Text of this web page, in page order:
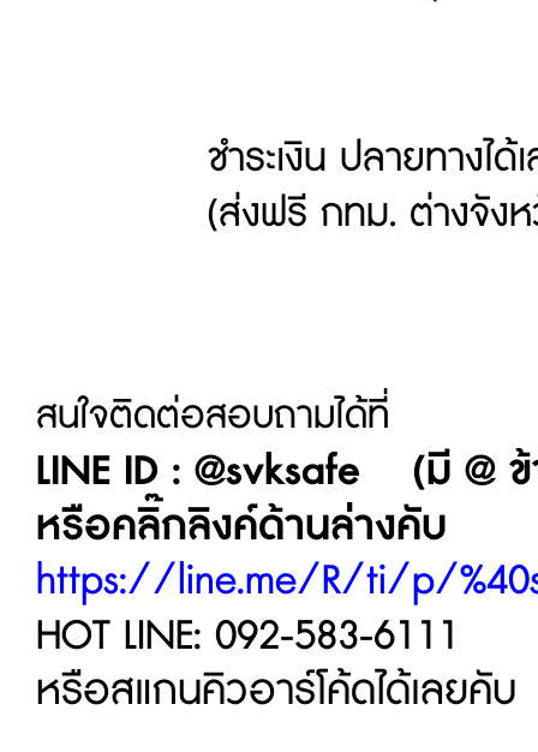
ชำระเงิน ปลายทางได้เล
(ส่งฟรี กทม. ต่างจังหวัด
สนใจติดต่อสอบถามได้ที่
LINE ID : @svksafe (มี @
หรือคลิ๊กลิงค์ด้านล่างคับ
https://line.me/R/ti/p/
HOT LINE: 092-583-6111
หรือสแกนคิวอาร์โค้ดได้เลยคับ